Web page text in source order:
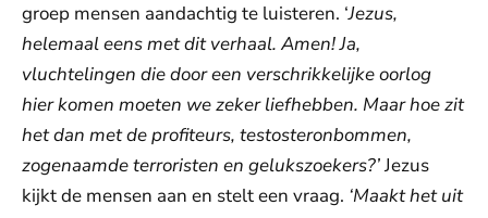
groep mensen aandachtig te luisteren. ‘Jezus,
helemaal eens met dit verhaal. Amen! Ja,
vluchtelingen die door een verschrikkelijke oorlog
hier komen moeten we zeker liefhebben. Maar hoe zit
het dan met de profiteurs, testosteronbommen,
zogenaamde terroristen en gelukszoekers?’Jezus
kijkt de mensen aan en stelt een vraag. ‘Maakt het uit